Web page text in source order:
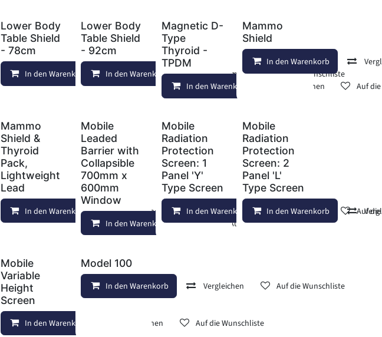
Lower Body
Table Shield
- 78cm
In den Warenkorb Vergleichen Auf die Wunschliste
Lower Body
Table Shield
- 92cm
In den Warenkorb Vergleichen Auf die Wunschliste
Magnetic D-
Type
Thyroid -
TPDM
In den Warenkorb Vergleichen Auf
Mammo
Shield
In den Warenkorb
Mammo
Shield &
Thyroid
Pack,
Lightweight
Lead
In den Warenkorb Vergleichen Auf die Wunschliste
Mobile
Leaded
Barrier with
Collapsible
700mm x
600mm
Window
In den Warenkorb Auf die Wunschliste
Mobile
Radiation
Protection
Screen: 1
Panel 'Y'
Type Screen
In den Warenkorb Vergleichen Auf
Mobile
Radiation
Protection
Screen: 2
Panel 'L'
Type Screen
In den Warenkorb
Mobile
Variable
Height
Screen
In den Warenkorb Vergleichen Auf die Wunschliste
Model 100
In den Warenkorb Vergleichen Auf die Wunschliste